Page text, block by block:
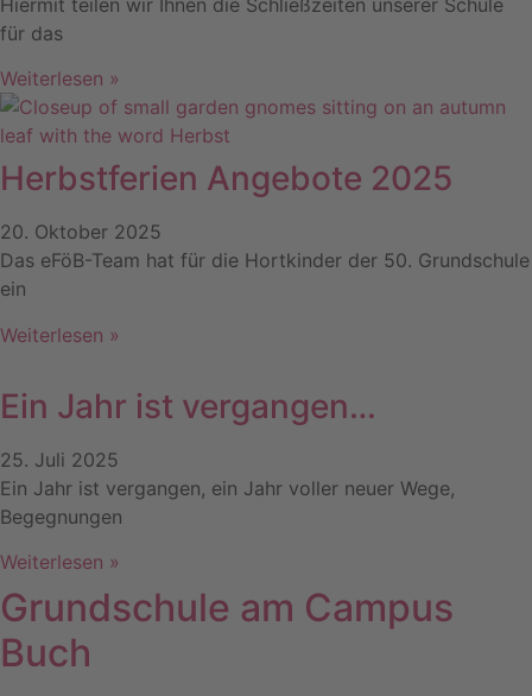
für das
Weiterlesen »
Herbstferien Angebote 2025
20. Oktober 2025
Das eFöB-Team hat für die Hortkinder der 50. Grundschule
ein
Weiterlesen »
Ein Jahr ist vergangen…
25. Juli 2025
Ein Jahr ist vergangen, ein Jahr voller neuer Wege,
Begegnungen
Weiterlesen »
Grundschule am Campus
Buch